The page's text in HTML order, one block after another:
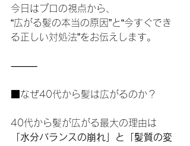
今日はプロの視点から、
“広がる髪の本当の原因”と“今すぐでき
る正しい対処法”をお伝えします。
⸻
■なぜ40代から髪は広がるのか？
40代から髪が広がる最大の理由は
「水分バランスの崩れ」と「髪質の変